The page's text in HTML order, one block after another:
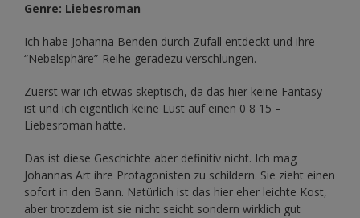
Genre: Liebesroman
Ich habe Johanna Benden durch Zufall entdeckt und ihre
“Nebelsphäre”-Reihe geradezu verschlungen.
Zuerst war ich etwas skeptisch, da das hier keine Fantasy
ist und ich eigentlich keine Lust auf einen 0 8 15 –
Liebesroman hatte.
Das ist diese Geschichte aber definitiv nicht. Ich mag
Johannas Art ihre Protagonisten zu schildern. Sie zieht einen
sofort in den Bann. Natürlich ist das hier eher leichte Kost,
aber trotzdem ist sie nicht seicht sondern wirklich gut